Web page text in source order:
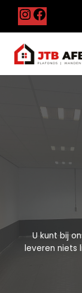
de
inhoud
Instagram
Facebook
U kunt bij
leveren niets